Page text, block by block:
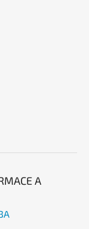
A